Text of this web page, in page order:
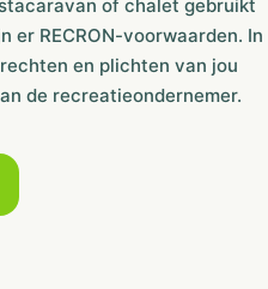
of chalet gebruikt
er RECRON-voorwaarden. In
en plichten van jou
de recreatieondernemer.